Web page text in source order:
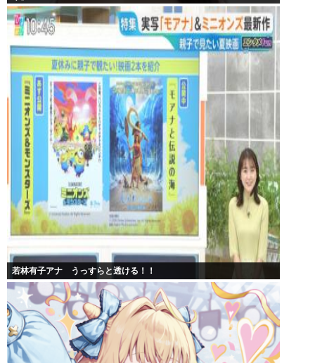
若林有子アナ うっすらと透ける！！